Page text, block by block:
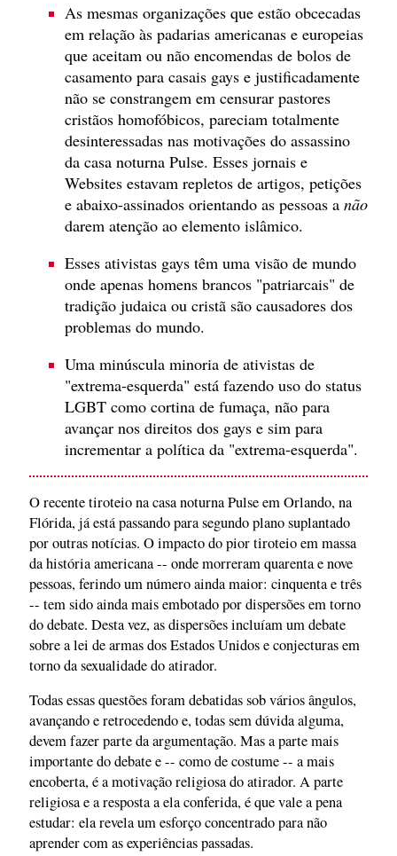
As mesmas organizações que estão obcecadas
em relação às padarias americanas e europeias
que aceitam ou não encomendas de bolos de
casamento para casais gays e justificadamente
não se constrangem em censurar pastores
cristãos homofóbicos, pareciam totalmente
desinteressadas nas motivações do assassino
da casa noturna Pulse. Esses jornais e
Websites estavam repletos de artigos, petições
e abaixo-assinados orientando as pessoas a não
darem atenção ao elemento islâmico.
Esses ativistas gays têm uma visão de mundo
onde apenas homens brancos "patriarcais" de
tradição judaica ou cristã são causadores dos
problemas do mundo.
Uma minúscula minoria de ativistas de
"extrema-esquerda" está fazendo uso do status
LGBT como cortina de fumaça, não para
avançar nos direitos dos gays e sim para
incrementar a política da "extrema-esquerda".
O recente tiroteio na casa noturna Pulse em Orlando, na
Flórida, já está passando para segundo plano suplantado
por outras notícias. O impacto do pior tiroteio em massa
da história americana -- onde morreram quarenta e nove
pessoas, ferindo um número ainda maior: cinquenta e três
-- tem sido ainda mais embotado por dispersões em torno
do debate. Desta vez, as dispersões incluíam um debate
sobre a lei de armas dos Estados Unidos e conjecturas em
torno da sexualidade do atirador.
Todas essas questões foram debatidas sob vários ângulos,
avançando e retrocedendo e, todas sem dúvida alguma,
devem fazer parte da argumentação. Mas a parte mais
importante do debate e -- como de costume -- a mais
encoberta, é a motivação religiosa do atirador. A parte
religiosa e a resposta a ela conferida, é que vale a pena
estudar: ela revela um esforço concentrado para não
aprender com as experiências passadas.